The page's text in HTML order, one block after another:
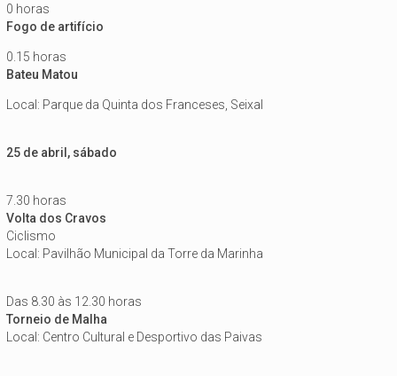
0 horas
Fogo de artifício
0.15 horas
Bateu Matou
Local: Parque da Quinta dos Franceses, Seixal
25 de abril, sábado
7.30 horas
Volta dos Cravos
Ciclismo
Local: Pavilhão Municipal da Torre da Marinha
Das 8.30 às 12.30 horas
Torneio de Malha
Local: Centro Cultural e Desportivo das Paivas